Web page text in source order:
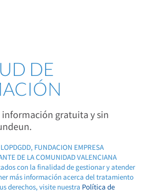
DE
gratuita y sin
FUNDACION EMPRESA
DE LA COMUNIDAD VALENCIANA
con la finalidad de gestionar y atender
más información acerca del tratamiento
derechos, visite nuestra Política de